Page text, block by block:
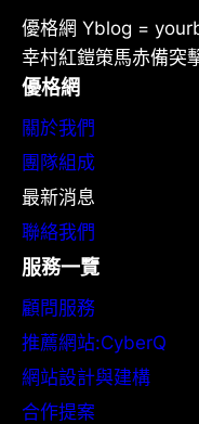
優格網 Yblog =
幸村紅鎧策馬赤備突
優格網
關於我們
團隊組成
最新消息
聯絡我們
服務一覽
顧問服務
推薦網站:CyberQ
網站設計與建構
合作提案